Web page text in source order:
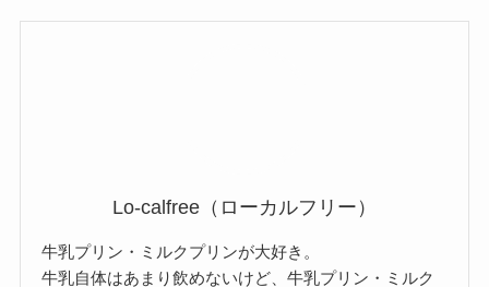
Lo-calfree（ローカルフリー）
牛乳プリン・ミルクプリンが大好き。
牛乳自体はあまり飲めないけど、牛乳プリン・ミルク